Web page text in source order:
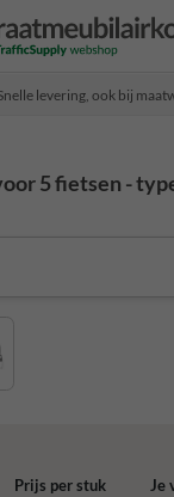
levering, ook bij
5 fietsen -
Prijs per stuk
Je